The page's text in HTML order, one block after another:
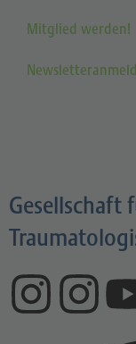
Mitglied werden!
Gesellschaft